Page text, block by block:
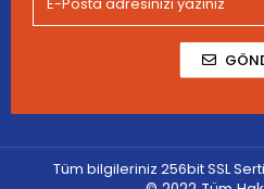
Tüm bilgileriniz 256bit SSL